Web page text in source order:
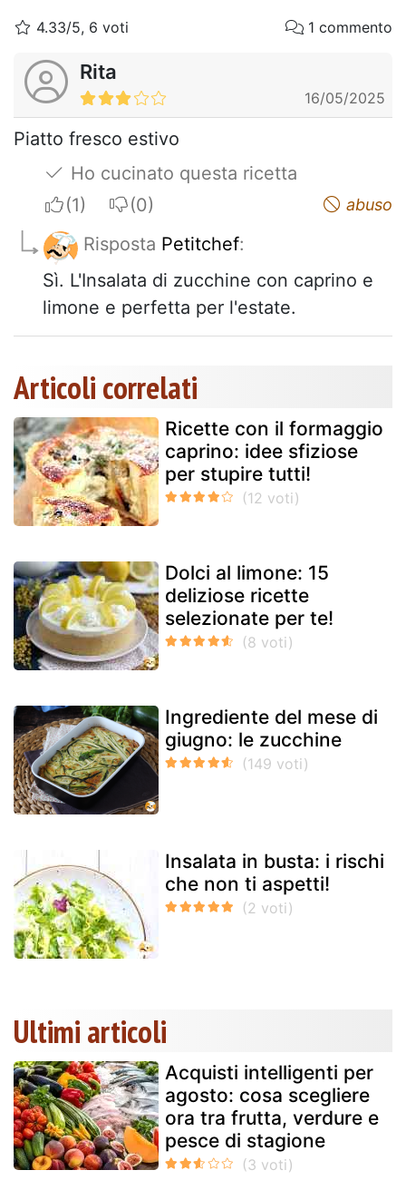
4.33/5, 6 voti 1 commento
Rita
16/05/2025
Piatto fresco estivo
Ho cucinato questa ricetta
I apreciateI do not appreciate abuso
Risposta Petitchef:
Sì. L'Insalata di zucchine con caprino e
limone e perfetta per l'estate.
Articoli correlati
Ricette con il formaggio
caprino: idee sfiziose
per stupire tutti!
Dolci al limone: 15
deliziose ricette
selezionate per te!
Ingrediente del mese di
giugno: le zucchine
Insalata in busta: i rischi
che non ti aspetti!
Ultimi articoli
Acquisti intelligenti per
agosto: cosa scegliere
ora tra frutta, verdure e
pesce di stagione